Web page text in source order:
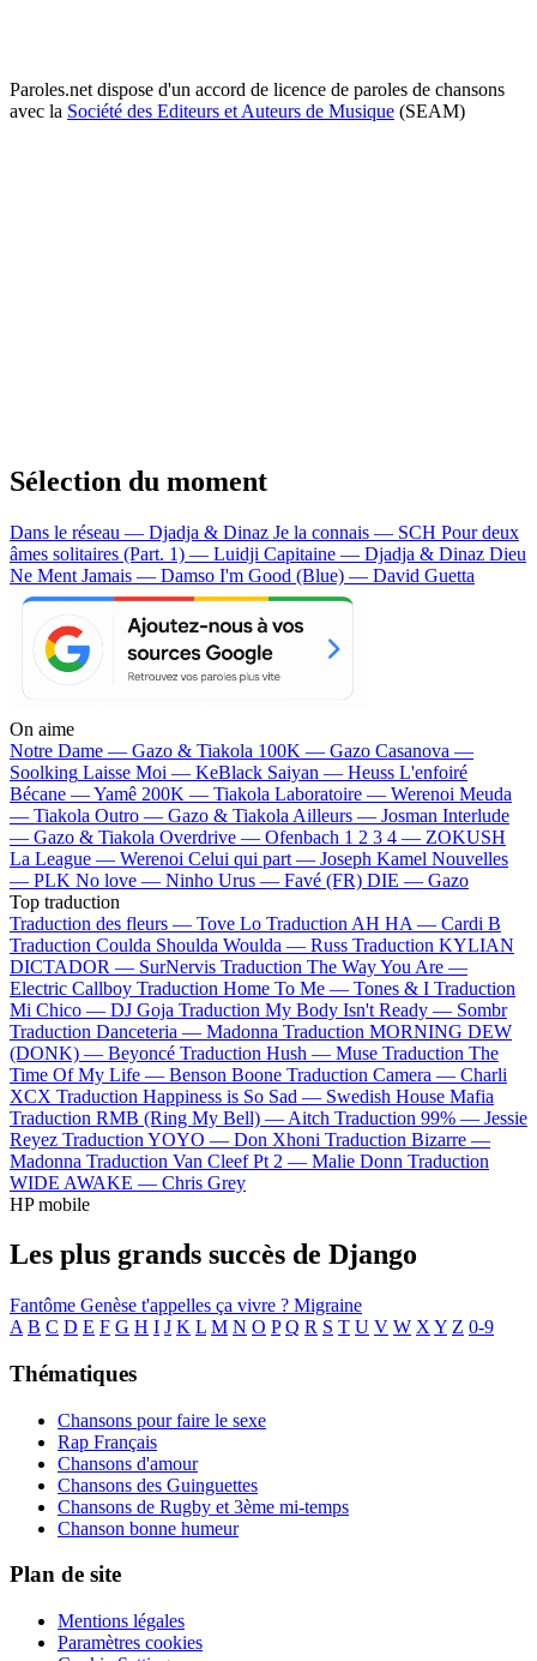
Paroles.net dispose d'un accord de licence de paroles de chansons
avec la Société des Editeurs et Auteurs de Musique (SEAM)
Sélection du moment
Dans le réseau — Djadja & Dinaz Je la connais — SCH Pour deux
âmes solitaires (Part. 1) — Luidji Capitaine — Djadja & Dinaz Dieu
Ne Ment Jamais — Damso I'm Good (Blue) — David Guetta
On aime
Notre Dame — Gazo & Tiakola 100K — Gazo Casanova —
Soolking Laisse Moi — KeBlack Saiyan — Heuss L'enfoiré
Bécane —Yamê 200K — Tiakola Laboratoire — Werenoi Meuda
— Tiakola Outro — Gazo & Tiakola Ailleurs — Josman Interlude
— Gazo & Tiakola Overdrive — Ofenbach 1 2 3 4 — ZOKUSH
La League — Werenoi Celui qui part — Joseph Kamel Nouvelles
— PLK No love — Ninho Urus — Favé (FR) DIE — Gazo
Top traduction
Traduction des fleurs — Tove Lo Traduction AH HA — Cardi B
Traduction Coulda Shoulda Woulda — Russ Traduction KYLIAN
DICTADOR — SurNervis Traduction The Way You Are —
Electric Callboy Traduction Home To Me — Tones & I Traduction
Mi Chico — DJ Goja Traduction My Body Isn't Ready — Sombr
Traduction Danceteria — Madonna Traduction MORNING DEW
(DONK) — Beyoncé Traduction Hush — Muse Traduction The
Time Of My Life — Benson Boone Traduction Camera — Charli
XCX Traduction Happiness is So Sad — Swedish House Mafia
Traduction RMB (Ring My Bell) — Aitch Traduction 99% — Jessie
Reyez Traduction YOYO — Don Xhoni Traduction Bizarre —
Madonna Traduction Van Cleef Pt 2 — Malie Donn Traduction
WIDE AWAKE — Chris Grey
HP mobile
Les plus grands succès de Django
Fantôme Genèse t'appelles ça vivre ? Migraine
A B C D E F G H I J K L M N O P Q R S T U V W X Y Z 0-9
Thématiques
Chansons pour faire le sexe
Rap Français
Chansons d'amour
Chansons des Guinguettes
Chansons de Rugby et 3ème mi-temps
Chanson bonne humeur
Plan de site
Mentions légales
Paramètres cookies